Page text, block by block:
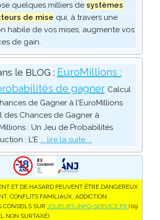
quelques milliers de systèmes
de mise qui, à travers une
habile de vos mises, augmente vos
de gain.
le BLOG : EuroMillions :
de gagner Calcul
de Gagner à l'EuroMillions
des Chances de Gagner à
: Un Jeu de Probabilités
: L'E ... lire la suite ...
ET DE HASARD PEUVENT ÊTRE DANGEREUX
CONFLITS FAMILIAUX, ADDICTION...
CONSEILS SUR JOUEURS-INFO-SERVICE.FR (09
NON SURTAXÉ).